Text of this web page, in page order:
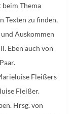
beim Thema
Texten zu finden,
Auskommen
Eben auch von
Fleißers
Fleißer.
Hrsg. von